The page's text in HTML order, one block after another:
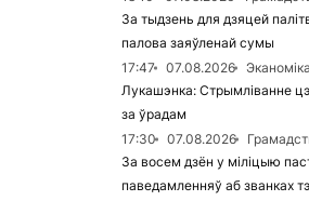
За тыдзень для дзяцей
палова заяўленай сумы
17:47
07.08.2026
Эканоміка
Лукашэнка: Стрымліванне
за ўрадам
17:30
07.08.2026
За восем дзён у міліцыю
паведамленняў аб званках